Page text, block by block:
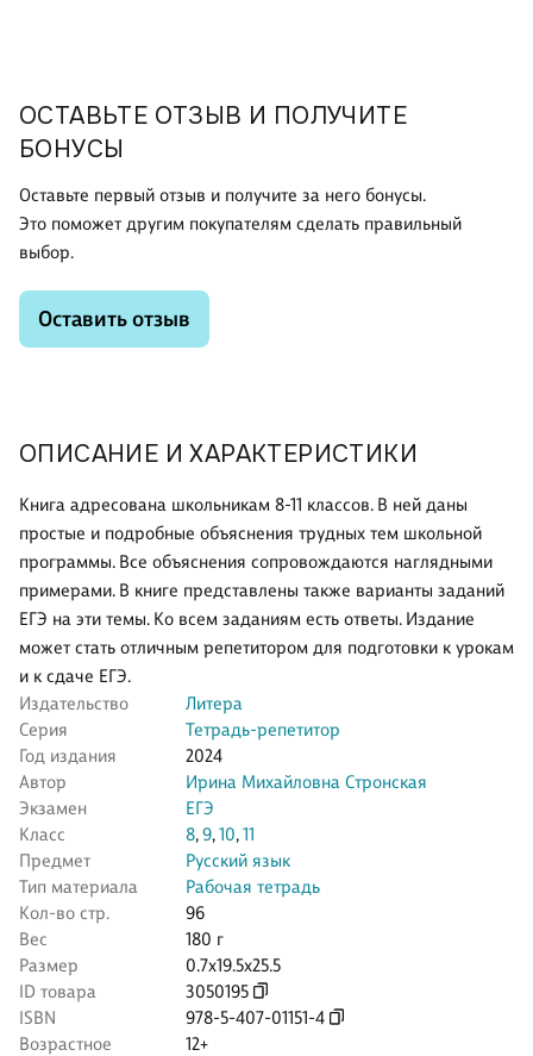
ОПИСАНИЕ И ХАРАКТЕРИСТИКИ
Книга адресована школьникам 8-11 классов. В ней даны
простые и подробные объяснения трудных тем школьной
программы. Все объяснения сопровождаются наглядными
примерами. В книге представлены также варианты заданий
ЕГЭ на эти темы. Ко всем заданиям есть ответы. Издание
может стать отличным репетитором для подготовки к урокам
и к сдаче ЕГЭ.
Издательство
Литера
Серия
Тетрадь-репетитор
Год издания
2024
Автор
Ирина Михайловна Стронская
Экзамен
ЕГЭ
Класс
8,9,10,11
Предмет
Русский язык
Тип материала
Рабочая тетрадь
Кол-во стр.
96
Вес
180 г
Размер
0.7x19.5x25.5
ID товара
3050195
ISBN
978-5-407-01151-4
Возрастное
12+
ОСТАВЬТЕ ОТЗЫВ И ПОЛУЧИТЕ
БОНУСЫ
Оставьте первый отзыв и получите за него бонусы.
Это поможет другим покупателям сделать правильный
выбор.
Оставить отзыв